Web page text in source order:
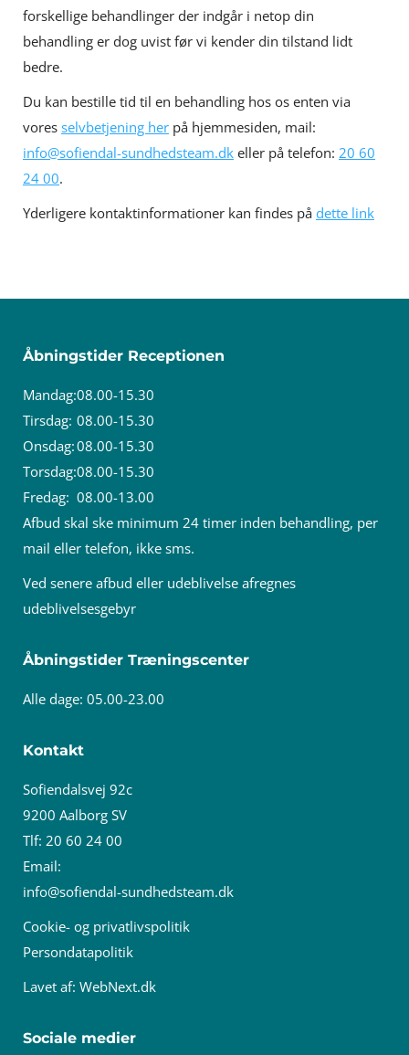
forskellige behandlinger der indgår i netop din
behandling er dog uvist før vi kender din tilstand lidt
bedre.
Du kan bestille tid til en behandling hos os enten via
vores selvbetjening her på hjemmesiden, mail:
info@sofiendal-sundhedsteam.dk eller på telefon: 20 60
24 00.
Yderligere kontaktinformationer kan findes på dette link
Åbningstider Receptionen
Mandag:08.00-15.30
Tirsdag: 08.00-15.30
Onsdag:08.00-15.30
Torsdag:08.00-15.30
Fredag: 08.00-13.00
Afbud skal ske minimum 24 timer inden behandling, per
mail eller telefon, ikke sms.
Ved senere afbud eller udeblivelse afregnes
udeblivelsesgebyr
Åbningstider Træningscenter
Alle dage: 05.00-23.00
Kontakt
Sofiendalsvej 92c
9200 Aalborg SV
Tlf: 20 60 24 00
Email:
info@sofiendal-sundhedsteam.dk
Cookie- og privatlivspolitik
Persondatapolitik
Lavet af: WebNext.dk
Sociale medier